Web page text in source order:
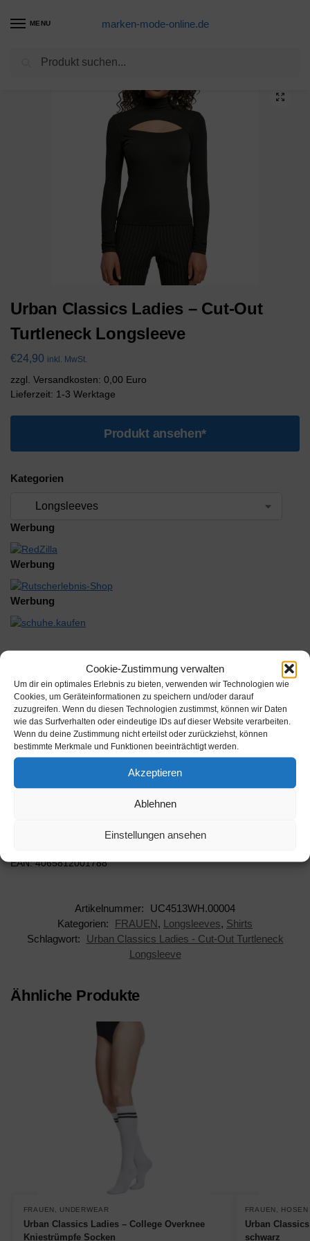
Cookie-Zustimmung verwalten
Um dir ein optimales Erlebnis zu bieten, verwenden wir Technologien wie
Cookies, um Geräteinformationen zu speichern und/oder darauf
zuzugreifen. Wenn du diesen Technologien zustimmst, können wir Daten
wie das Surfverhalten oder eindeutige IDs auf dieser Website verarbeiten.
Wenn du deine Zustimmung nicht erteilst oder zurückziehst, können
bestimmte Merkmale und Funktionen beeinträchtigt werden.
Akzeptieren
Ablehnen
Einstellungen ansehen
MENU marken-mode-online.de
FRAUEN / Shirts / Longsleeves
Urban Classics Ladies – Cut-Out
Turtleneck Longsleeve
€24,90 inkl. MwSt.
zzgl. Versandkosten: 0,00 Euro
Lieferzeit: 1-3 Werktage
Produkt ansehen*
Kategorien
Werbung
Werbung
Werbung
Beschreibung
Damen Langarm-Shirt mit Rollkragen und einem raffinierten
Ausschnitt. Dieser verläuft quer über die Brust in Form eines
länglichen Cut-Outs. Das be…
AAN: UC4513WH.00004
EAN: 4065812001788
Artikelnummer:
UC4513WH.00004
Kategorien:
FRAUEN, Longsleeves, Shirts
Schlagwort:
Urban Classics Ladies - Cut-Out Turtleneck
Longsleeve
Ähnliche Produkte
FRAUEN UNDERWEAR
Urban Classics Ladies – College Overknee
Kniestrümpfe Socken
FRAUEN
Urban
schwarz